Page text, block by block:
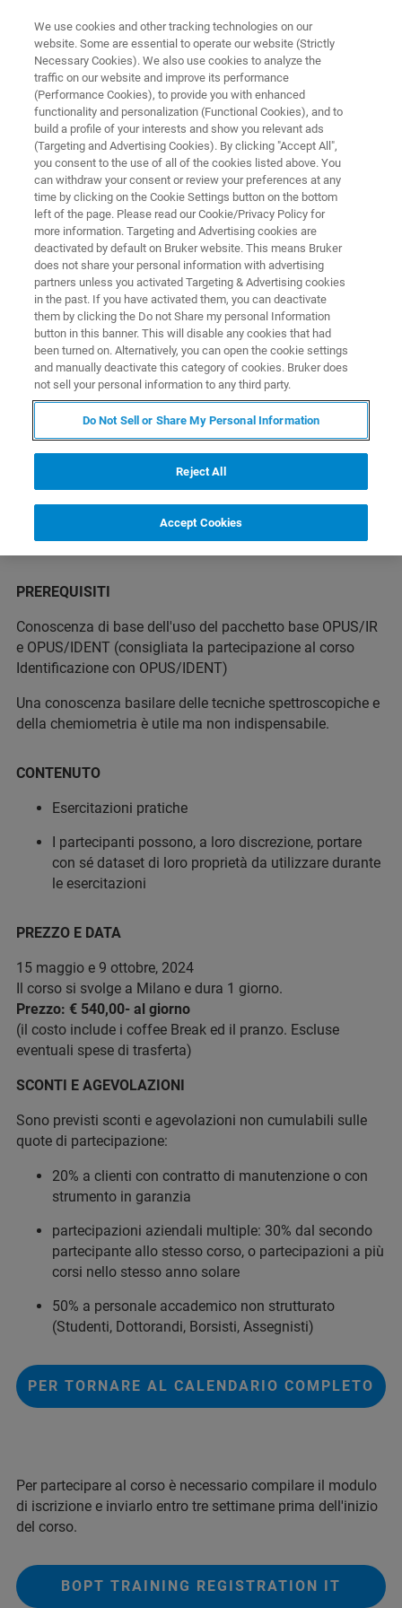
Esercitazioni OPUS/IDENT
OBIETTIVI
L'utilizzo di software per identificazioni NIR richiede
esercizio. Il corso è completamente pratico e prevede
l'utilizzo di postazioni interattive.
Il corso si rivolge ad un utente che vuole esercitarsi sullo
sviluppo di modelli Ident.
PREREQUISITI
Conoscenza di base dell'uso del pacchetto base OPUS/IR
e OPUS/IDENT (consigliata la partecipazione al corso
Identificazione con OPUS/IDENT)
Una conoscenza basilare delle tecniche spettroscopiche e
della chemiometria è utile ma non indispensabile.
CONTENUTO
Esercitazioni pratiche
I partecipanti possono, a loro discrezione, portare
con sé dataset di loro proprietà da utilizzare durante
le esercitazioni
PREZZO E DATA
15 maggio e 9 ottobre, 2024
Il corso si svolge a Milano e dura 1 giorno.
Prezzo: € 540,00- al giorno
(il costo include i coffee Break ed il pranzo. Escluse
eventuali spese di trasferta)
SCONTI E AGEVOLAZIONI
Sono previsti sconti e agevolazioni non cumulabili sulle
quote di partecipazione:
20% a clienti con contratto di manutenzione o con
strumento in garanzia
partecipazioni aziendali multiple: 30% dal secondo
partecipante allo stesso corso, o partecipazioni a più
corsi nello stesso anno solare
50% a personale accademico non strutturato
(Studenti, Dottorandi, Borsisti, Assegnisti)
PER TORNARE AL CALENDARIO COMPLETO
Per partecipare al corso è necessario compilare il modulo
di iscrizione e inviarlo entro tre settimane prima dell'inizio
del corso.
BOPT TRAINING REGISTRATION IT
We use cookies and other tracking technologies on our
website. Some are essential to operate our website (Strictly
Necessary Cookies). We also use cookies to analyze the
traffic on our website and improve its performance
(Performance Cookies), to provide you with enhanced
functionality and personalization (Functional Cookies), and to
build a profile of your interests and show you relevant ads
(Targeting and Advertising Cookies). By clicking "Accept All",
you consent to the use of all of the cookies listed above. You
can withdraw your consent or review your preferences at any
time by clicking on the Cookie Settings button on the bottom
left of the page. Please read our Cookie/Privacy Policy for
more information. Targeting and Advertising cookies are
deactivated by default on Bruker website. This means Bruker
does not share your personal information with advertising
partners unless you activated Targeting & Advertising cookies
in the past. If you have activated them, you can deactivate
them by clicking the Do not Share my personal Information
button in this banner. This will disable any cookies that had
been turned on. Alternatively, you can open the cookie settings
and manually deactivate this category of cookies. Bruker does
not sell your personal information to any third party.
Do Not Sell or Share My Personal Information
Reject All
Accept Cookies